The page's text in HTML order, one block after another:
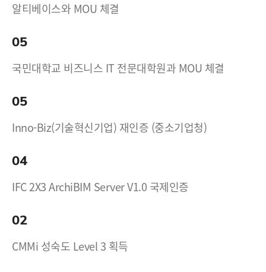
알티베이스와 MOU 체결
05
국민대학교 비즈니스 IT 전문대학원과 MOU 체결
05
Inno-Biz(기술혁신기업) 재인증 (중소기업청)
04
IFC 2X3 ArchiBIM Server V1.0 국제인증
02
CMMi 성숙도 Level 3 획득